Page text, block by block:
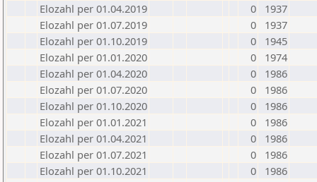
Elozahl per 01.04.2019
0
1937
Elozahl per 01.07.2019
0
1937
Elozahl per 01.10.2019
0
1945
Elozahl per 01.01.2020
0
1974
Elozahl per 01.04.2020
0
1986
Elozahl per 01.07.2020
0
1986
Elozahl per 01.10.2020
0
1986
Elozahl per 01.01.2021
0
1986
Elozahl per 01.04.2021
0
1986
Elozahl per 01.07.2021
0
1986
Elozahl per 01.10.2021
0
1986